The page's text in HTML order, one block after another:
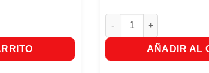
x 220ml cantidad Cerebrit Fresa Sobre
AÑADIR AL